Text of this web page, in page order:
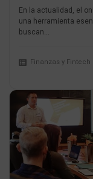
En la actualidad, el
una herramienta
buscan...
Finanzas y Fintech